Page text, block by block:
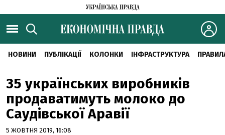
НОВИНИ ПУБЛІКАЦІЇ КОЛОНКИ ІНФРАСТРУКТУРА
35 українських виробників
продаватимуть молоко до
Саудівської Аравії
5 ЖОВТНЯ 2019, 16:08